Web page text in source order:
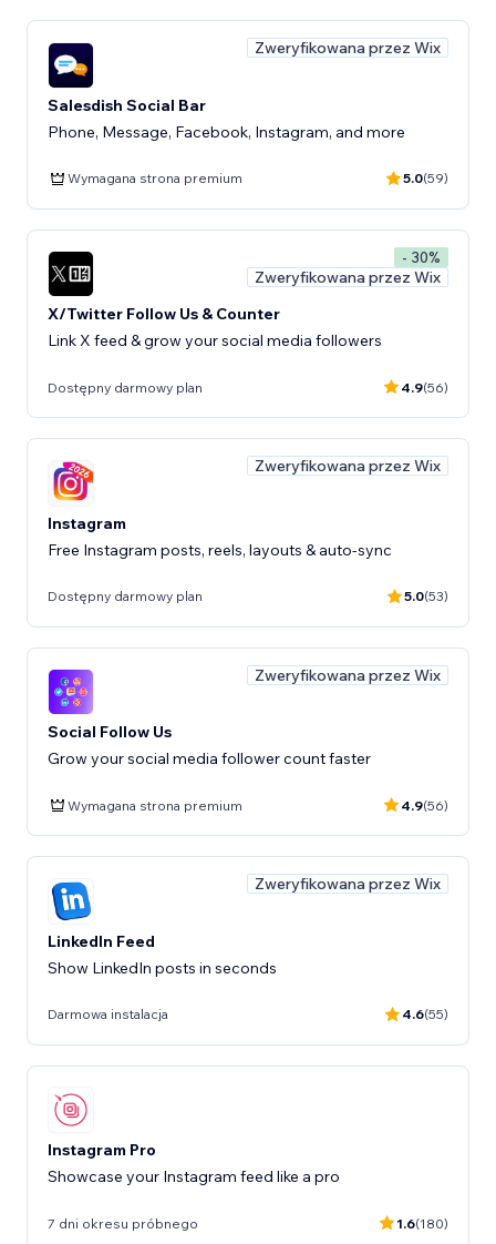
Zweryfikowana przez Wix
Salesdish Social Bar
Phone, Message, Facebook, Instagram, and more
Wymagana strona premium 5.0(59)
- 30%
Zweryfikowana przez Wix
X/Twitter Follow Us & Counter
Link X feed & grow your social media followers
Dostępny darmowy plan 4.9(56)
Zweryfikowana przez Wix
Instagram
Free Instagram posts, reels, layouts & auto-sync
Dostępny darmowy plan 5.0(53)
Zweryfikowana przez Wix
Social Follow Us
Grow your social media follower count faster
Wymagana strona premium 4.9(56)
Zweryfikowana przez Wix
LinkedIn Feed
Show LinkedIn posts in seconds
Darmowa instalacja 4.6(55)
Instagram Pro
Showcase your Instagram feed like a pro
7 dni okresu próbnego 1.6(180)